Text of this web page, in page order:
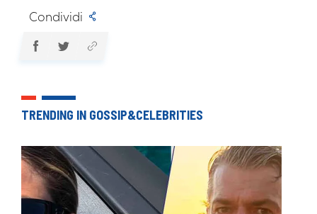
Condividi
TRENDING IN GOSSIP&CELEBRITIES